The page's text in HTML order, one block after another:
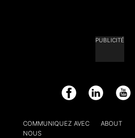
PUBLICITÉ
Facebook LinkedIn YouTube
COMMUNIQUEZ AVEC
NOUS
ABOUT